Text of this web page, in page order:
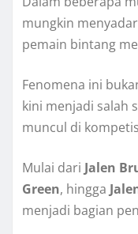
mungkin
pemain bintang
Fenomena ini
kini menjadi salah
muncul di
Mulai dari Jalen
Green, hingga
menjadi bagian